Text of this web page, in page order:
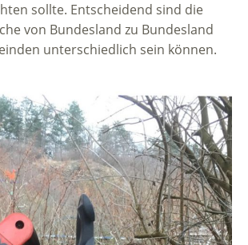
sollte. Entscheidend sind die
von Bundesland zu Bundesland
unterschiedlich sein können.